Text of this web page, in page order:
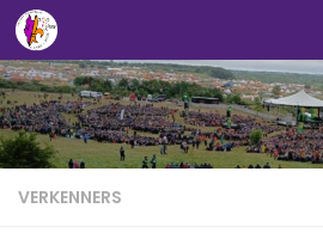
Doorgaan naar inhoud
VERKENNERS